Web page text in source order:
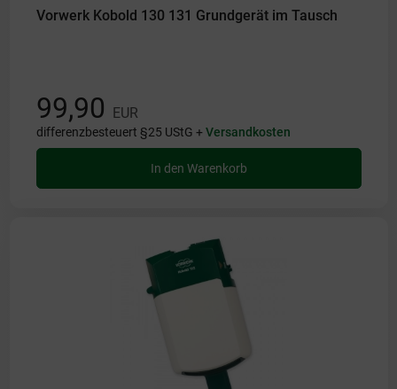
Vorwerk Kobold 130 131 Grundgerät im Tausch
99,90 EUR
differenzbesteuert §25 UStG +Versandkosten
In den Warenkorb